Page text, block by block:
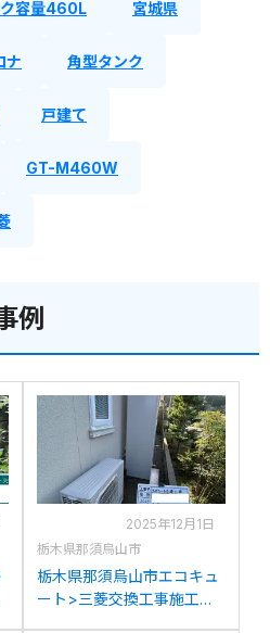
容量460L 宮城県
ナ 角型タンク
戸建て
GT-M460W
例
2025年12月1日
栃木県那須烏山市
栃木県那須烏山市エコキュ
ート>三菱交換工事施工事